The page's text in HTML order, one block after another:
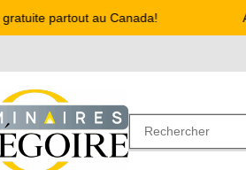
partout au Canada!